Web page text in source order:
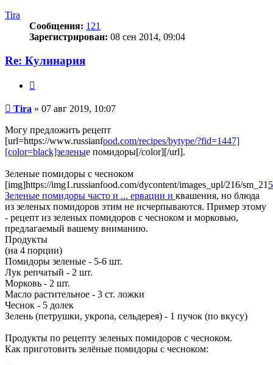
Tira
Сообщения: 121
Зарегистрирован: 08 сен 2014, 09:04
Re: Кулинария
Сообщение
Tira » 07 авг 2019, 10:07
Могу предложить рецепт
[url=https://www.russianfood.com/recipes/bytype/?fid=1447]
[color=black]зеленые помидоры[/color][/url].
Зеленые помидоры с чесноком
[img]https://img1.russianfood.com/dycontent/images_upl/216/sm_21
Зеленые помидоры часто и ... ервации и квашения, но блюда
из зеленых помидоров этим не исчерпываются. Пример этому
- рецепт из зеленых помидоров с чесноком и морковью,
предлагаемый вашему вниманию.
Продукты
(на 4 порции)
Помидоры зеленые - 5-6 шт.
Лук репчатый - 2 шт.
Морковь - 2 шт.
Масло растительное - 3 ст. ложки
Чеснок - 5 долек
Зелень (петрушки, укропа, сельдерея) - 1 пучок (по вкусу)
Продукты по рецепту зеленых помидоров с чесноком.
Как приготовить зелёные помидоры с чесноком: